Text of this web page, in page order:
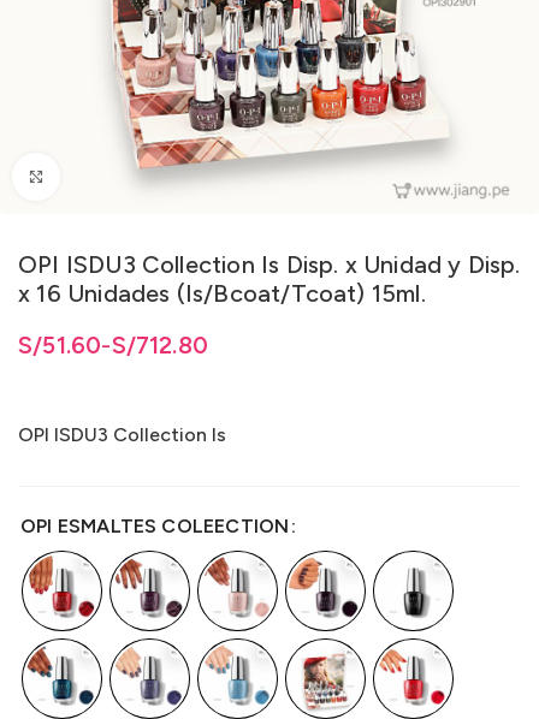
Clic para ampliar
OPI ISDU3 Collection Is Disp. x Unidad y Disp.
x 16 Unidades (Is/Bcoat/Tcoat) 15ml.
S/51.60-S/712.80
hasta S/712.80
hastaS/712.80
OPI ISDU3 Collection Is
OPI ESMALTES COLEECTION